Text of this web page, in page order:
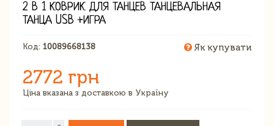
2 В 1 КОВРИК ДЛЯ ТАНЦЕВ ТАНЦЕВАЛЬНАЯ
ТАНЦА USB +ИГРА
Код: 10089668138 Як купувати
2772 грн
Ціна вказана з доставкою в Україну